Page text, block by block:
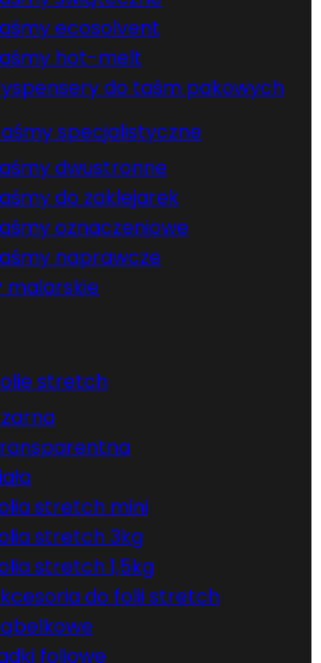
ecosolvent
hot-melt
do taśm pakowych
specjalistyczne
dwustronne
do zaklejarek
oznaczeniowe
naprawcze
malarskie
stretch
stretch mini
stretch 3kg
stretch 1,5kg
do folii stretch
foliowe